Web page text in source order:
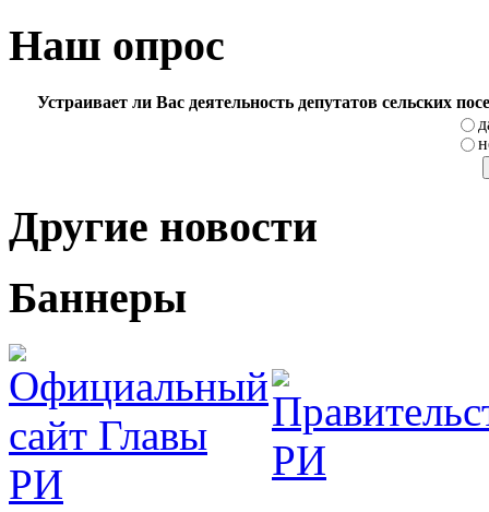
Наш опрос
Устраивает ли Вас деятельность депутатов сельских
Другие новости
Баннеры